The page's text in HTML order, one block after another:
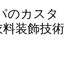
のカスタ
装飾技術